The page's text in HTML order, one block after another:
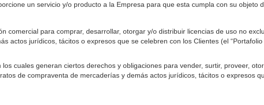
un servicio y/o producto a la Empresa para que esta cumpla con su objeto
comercial para comprar, desarrollar, otorgar y/o distribuir licencias de uso no
actos jurídicos, tácitos o expresos que se celebren con los Clientes (el “Portafolio
cuales generan ciertos derechos y obligaciones para vender, surtir, proveer,
de compraventa de mercaderías y demás actos jurídicos, tácitos o expresos